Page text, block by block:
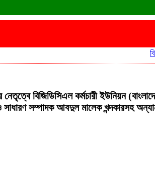
বিপরীত
বিজিডিসিএল কর্মচারী ইউনিয়ন
সম্পাদক আবদুল মালেক খন্দকারসহ